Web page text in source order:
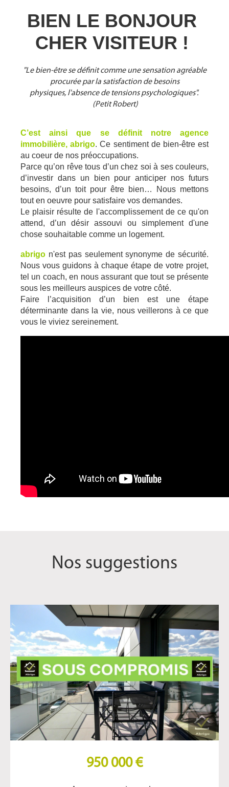
BIEN LE BONJOUR
CHER VISITEUR !
"Le bien-être se définit comme une sensation agréable
procurée par la satisfaction de besoins
physiques, l'absence de tensions psychologiques".
(Petit Robert)
C’est ainsi que se définit notre agence
immobilière, abrigo. Ce sentiment de bien-être est
au coeur de nos préoccupations.
Parce qu’on rêve tous d’un chez soi à ses couleurs,
d’investir dans un bien pour anticiper nos futurs
besoins, d’un toit pour être bien… Nous mettons
tout en oeuvre pour satisfaire vos demandes.
Le plaisir résulte de l'accomplissement de ce qu'on
attend, d’un désir assouvi ou simplement d'une
chose souhaitable comme un logement.
abrigo n'est pas seulement synonyme de sécurité.
Nous vous guidons à chaque étape de votre projet,
tel un coach, en nous assurant que tout se présente
sous les meilleurs auspices de votre côté.
Faire l’acquisition d’un bien est une étape
déterminante dans la vie, nous veillerons à ce que
vous le viviez sereinement.
Nos suggestions
950 000 €